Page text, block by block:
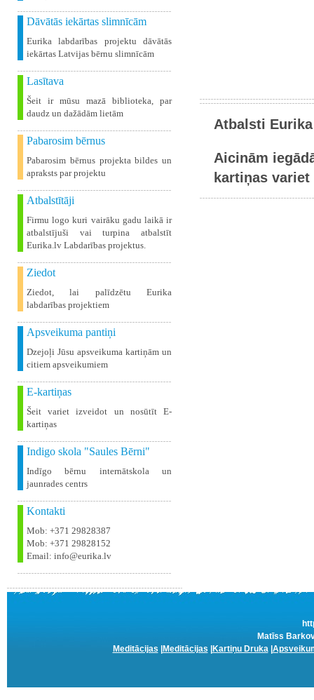
Dāvātās iekārtas slimnīcām
Eurika labdarības projektu dāvātās
iekārtas Latvijas bērnu slimnīcām
Lasītava
Šeit ir mūsu mazā biblioteka, par
daudz un dažādām lietām
Pabarosim bērnus
Pabarosim bērnus projekta bildes un
apraksts par projektu
Atbalstītāji
Firmu logo kuri vairāku gadu laikā ir
atbalstījuši vai turpina atbalstīt
Eurika.lv Labdarības projektus.
Ziedot
Ziedot, lai palīdzētu Eurika
labdarības projektiem
Apsveikuma pantiņi
Dzejoļi Jūsu apsveikuma kartiņām un
citiem apsveikumiem
E-kartiņas
Šeit variet izveidot un nosūtīt E-
kartiņas
Indigo skola "Saules Bērni"
Indīgo bērnu internātskola un
jaunrades centrs
Kontakti
Mob: +371 29828387
Mob: +371 29828152
Email: info@eurika.lv
Atbalsti
Aicinām
kartiņas variet
Matīss
Meditācijas
Meditācijas Kartiņu Druka|